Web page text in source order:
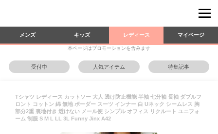
メンズ キッズ レディース マイページ
本ページはプロモーションを含みます
受付中 人気アイテム 特集記事
Tシャツ レディース カットソー 大人 透け防止機能 半袖 七分袖 長袖 ダブルフ
ロント コットン 綿 無地 ボーダー スーツ インナー 白 Uネック シームレス 胸
部分2重 裏地付き 透けない メール便 シンプル オフィス リクルート ユニフォ
ーム 制服 S M L LL 3L Funny Jinx A42